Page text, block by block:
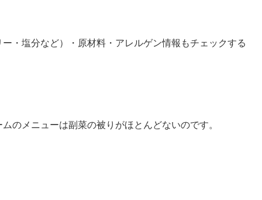
・塩分など）・原材料・アレルゲン情報もチェックする
のメニューは副菜の被りがほとんどないのです。